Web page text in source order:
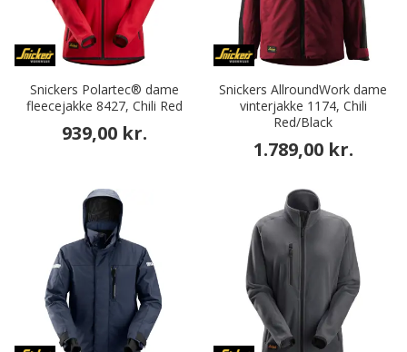
Snickers Polartec® dame
fleecejakke 8427, Chili Red
939,00 kr.
Snickers AllroundWork dame
vinterjakke 1174, Chili
Red/Black
1.789,00 kr.